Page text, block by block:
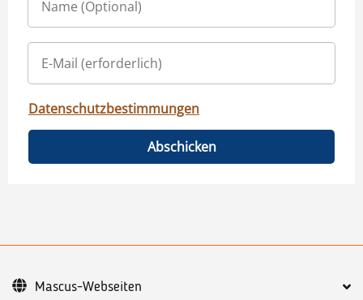
Datenschutzbestimmungen
Abschicken
Mascus-Webseiten